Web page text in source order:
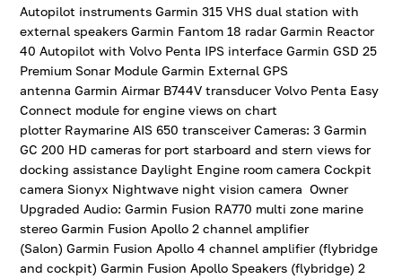
Autopilot instruments Garmin 315 VHS dual station with
external speakers Garmin Fantom 18 radar Garmin Reactor
40 Autopilot with Volvo Penta IPS interface Garmin GSD 25
Premium Sonar Module Garmin External GPS
antenna Garmin Airmar B744V transducer Volvo Penta Easy
Connect module for engine views on chart
plotter Raymarine AIS 650 transceiver Cameras: 3 Garmin
GC 200 HD cameras for port starboard and stern views for
docking assistance Daylight Engine room camera Cockpit
camera Sionyx Nightwave night vision camera Owner
Upgraded Audio: Garmin Fusion RA770 multi zone marine
stereo Garmin Fusion Apollo 2 channel amplifier
(Salon) Garmin Fusion Apollo 4 channel amplifier (flybridge
and cockpit) Garmin Fusion Apollo Speakers (flybridge) 2